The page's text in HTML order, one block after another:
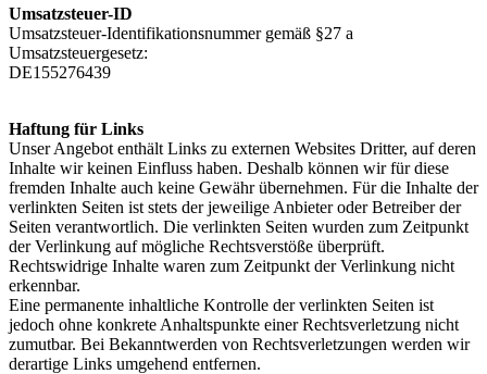
Umsatzsteuer-ID
Umsatzsteuer-Identifikationsnummer gemäß §27 a
Umsatzsteuergesetz:
DE155276439
Haftung für Links
Unser Angebot enthält Links zu externen Websites Dritter, auf deren
Inhalte wir keinen Einfluss haben. Deshalb können wir für diese
fremden Inhalte auch keine Gewähr übernehmen. Für die Inhalte der
verlinkten Seiten ist stets der jeweilige Anbieter oder Betreiber der
Seiten verantwortlich. Die verlinkten Seiten wurden zum Zeitpunkt
der Verlinkung auf mögliche Rechtsverstöße überprüft.
Rechtswidrige Inhalte waren zum Zeitpunkt der Verlinkung nicht
erkennbar.
Eine permanente inhaltliche Kontrolle der verlinkten Seiten ist
jedoch ohne konkrete Anhaltspunkte einer Rechtsverletzung nicht
zumutbar. Bei Bekanntwerden von Rechtsverletzungen werden wir
derartige Links umgehend entfernen.